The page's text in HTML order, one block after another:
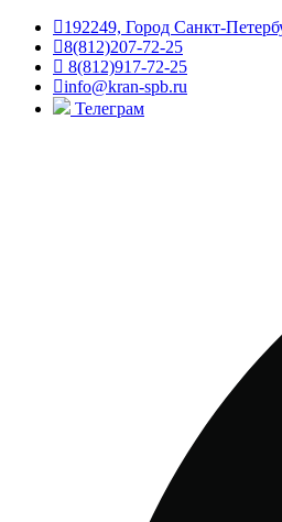
192249, Город Санкт-
8(812)207-72-25
8(812)917-72-25
info@kran-spb.ru
Телеграм